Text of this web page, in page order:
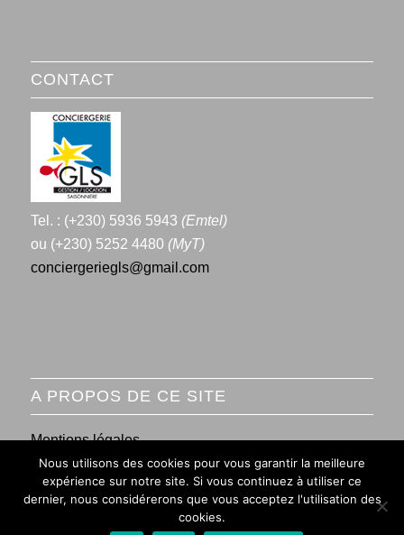
CONTACT
Tel. : (+230) 5936 5943 (Emtel)
ou (+230) 5252 4480 (MyT)
conciergeriegls@gmail.com
A PROPOS DE CE SITE
Mentions légales
Conditions générales de vente
Nous utilisons des cookies pour vous garantir la meilleure
expérience sur notre site. Si vous continuez à utiliser ce
dernier, nous considérerons que vous acceptez l'utilisation des
cookies.